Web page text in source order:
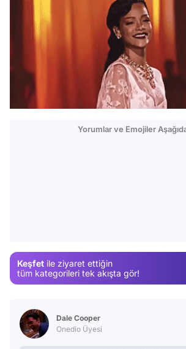
Yorumlar ve Emojiler
Keşfet ile ziyaret ettiğin
tüm kategorileri tek akışta gör!
Dale Cooper
Onedio Üyesi